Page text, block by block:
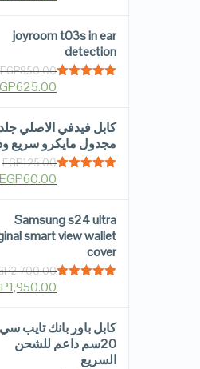
joyroom t03s in ear
detection
EGP850.00
625.00
كابل فيدفي الاصلي جلد
مجدول مايكرو سريع
EGP125.00
EGP60.00
Samsung s24 ultra
smart view wallet
cover
2,700.00
1,950.00
كابل باور بانك تايب سي
20سم داعم للشحن
السريع